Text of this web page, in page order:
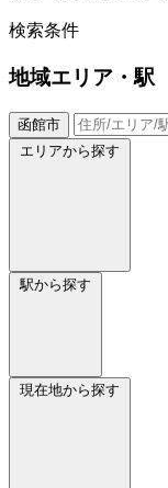
検索条件
地域エリア・駅
函館市
エリアから探す
駅から探す
現在地から探す